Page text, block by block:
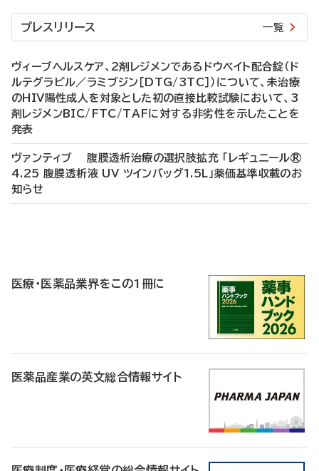
プレスリリース 一覧
ヴィーブヘルスケア、2剤レジメンであるドウベイト配合錠（ド
ルテグラビル／ラミブジン［DTG/3TC］）について、未治療
のHIV陽性成人を対象とした初の直接比較試験において、3
剤レジメンBIC/FTC/TAFに対する非劣性を示したことを
発表
ヴァンティブ 腹膜透析治療の選択肢拡充 「レギュニール®
4.25 腹膜透析液 UV ツインバッグ1.5L」薬価基準収載のお
知らせ
医療・医薬品業界をこの1冊に
医薬品産業の英文総合情報サイト